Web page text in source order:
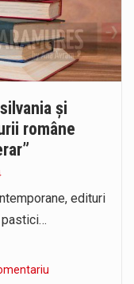
și
române
edituri
pastici…